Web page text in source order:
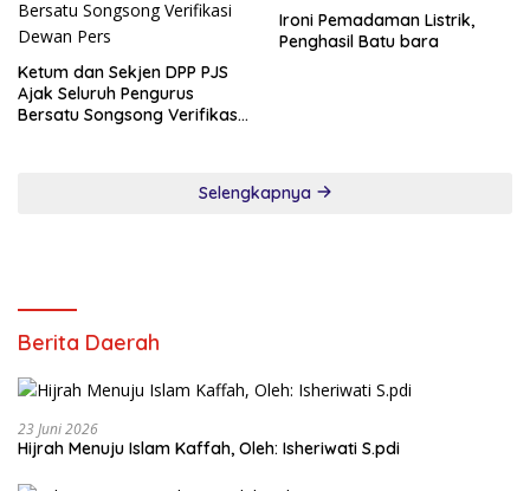
Ketum dan Sekjen DPP PJS
Ajak Seluruh Pengurus
Bersatu Songsong Verifikasi
Ironi Pemadaman Listrik,
Penghasil Batu bara
Selengkapnya
Berita Daerah
23 Juni 2026
Hijrah Menuju Islam Kaffah, Oleh: Isheriwati S.pdi